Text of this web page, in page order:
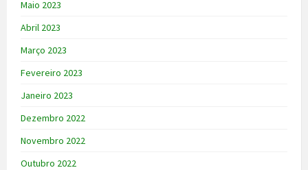
Maio 2023
Abril 2023
Março 2023
Fevereiro 2023
Janeiro 2023
Dezembro 2022
Novembro 2022
Outubro 2022